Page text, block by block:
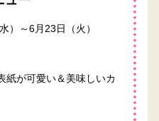
）～6月23日（火）
紙が可愛い＆美味しいカ